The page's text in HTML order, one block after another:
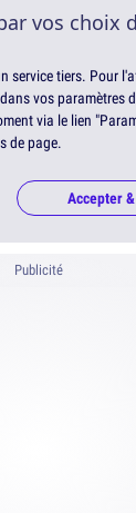
vos choix
service tiers. Pour
vos paramètres
via le lien
de page.
Accepter
Publicité